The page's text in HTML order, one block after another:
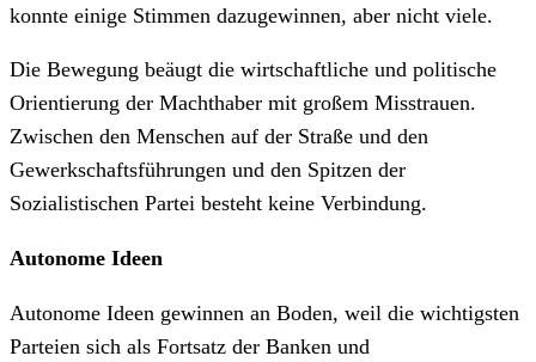
konnte einige Stimmen dazugewinnen, aber nicht viele.
Die Bewegung beäugt die wirtschaftliche und politische
Orientierung der Machthaber mit großem Misstrauen.
Zwischen den Menschen auf der Straße und den
Gewerkschaftsführungen und den Spitzen der
Sozialistischen Partei besteht keine Verbindung.
Autonome Ideen
Autonome Ideen gewinnen an Boden, weil die wichtigsten
Parteien sich als Fortsatz der Banken und